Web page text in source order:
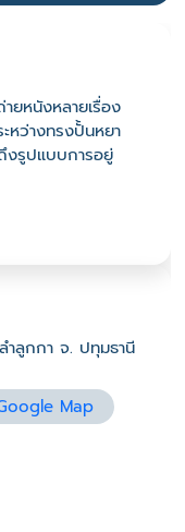
ยหนังหลายเรื่อง
หว่างทรงปั้นหยา
งรูปแบบการอยู่
ำลูกกา จ. ปทุมธานี
Map